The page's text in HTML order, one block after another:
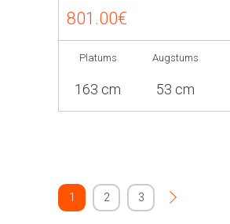
801.00€
Platums
163 cm
Augstums
53 cm
1 2 3